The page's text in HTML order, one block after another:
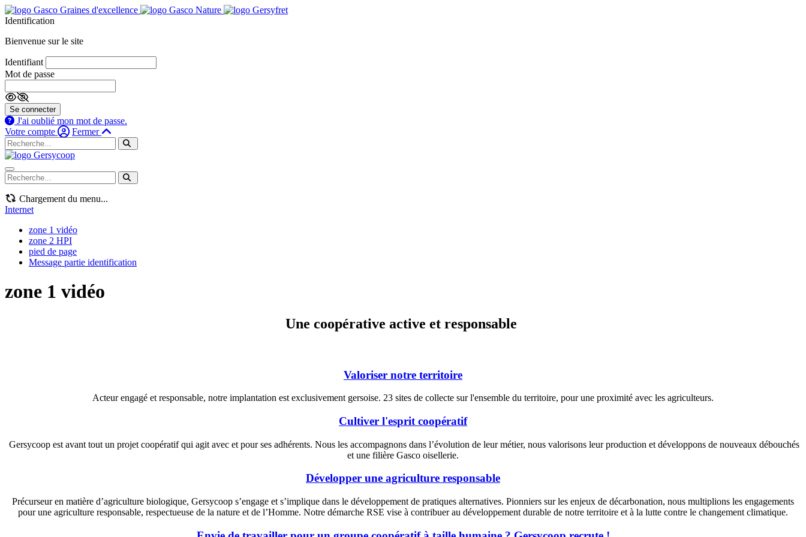
Identification
Bienvenue sur le site
Identifiant
Mot de passe
Se connecter
J'ai oublié mon mot de passe.
Votre compte
Fermer
Navigation mobile
Chargement du menu...
Internet
zone 1 vidéo
zone 2 HPI
pied de page
Message partie identification
zone 1 vidéo
Une coopérative active et responsable
Valoriser notre territoire
Acteur engagé et responsable, notre implantation est exclusivement gersoise. 23 sites de collecte sur l'ensemble du territoire, pour une proximité avec les agriculteurs.
Cultiver l'esprit coopératif
Gersycoop est avant tout un projet coopératif qui agit avec et pour ses adhérents. Nous les accompagnons dans l’évolution de leur métier, nous valorisons leur production et développons de nouveaux débouchés
et une filière Gasco oisellerie.
Développer une agriculture responsable
Précurseur en matière d’agriculture biologique, Gersycoop s’engage et s’implique dans le développement de pratiques alternatives. Pionniers sur les enjeux de décarbonation, nous multiplions les engagements
pour une agriculture responsable, respectueuse de la nature et de l’Homme. Notre démarche RSE vise à contribuer au développement durable de notre territoire et à la lutte contre le changement climatique.